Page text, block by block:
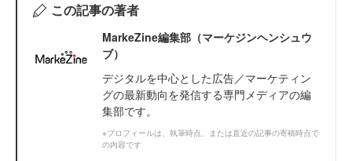
この記事の著者
MarkeZine編集部（マーケジンヘンシュウ
ブ）
デジタルを中心とした広告／マーケティン
グの最新動向を発信する専門メディアの編
集部です。
※プロフィールは、執筆時点、または直近の記事の寄稿時点で
の内容です